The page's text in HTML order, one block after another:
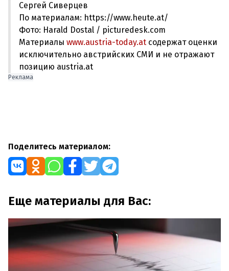
Сергей Сиверцев
По материалам: https://www.heute.at/
Фото: Harald Dostal / picturedesk.com
Материалы www.austria-today.at содержат оценки
исключительно австрийских СМИ и не отражают
позицию austria.at
Реклама
Поделитесь материалом:
Еще материалы для Вас: